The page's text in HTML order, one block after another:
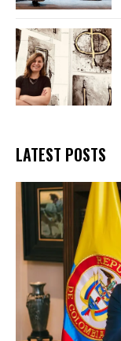
LATEST POSTS